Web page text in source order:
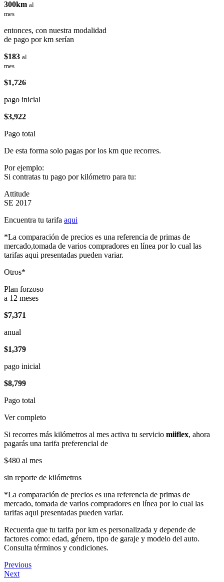
300km al
mes
entonces, con nuestra modalidad
de pago por km serían
$183 al
mes
$1,726
pago inicial
$3,922
Pago total
De esta forma solo pagas por los km que recorres.
Por ejemplo:
Si contratas tu pago por kilómetro para tu:
Attitude
SE 2017
Encuentra tu tarifa aqui
*La comparación de precios es una referencia de primas de
mercado,tomada de varios compradores en línea por lo cual las
tarifas aqui presentadas pueden variar.
Otros*
Plan forzoso
a 12 meses
$7,371
anual
$1,379
pago inicial
$8,799
Pago total
Ver completo
Si recorres más kilómetros al mes activa tu servicio miiflex, ahora
pagarás una tarifa preferencial de
$480 al mes
sin reporte de kilómetros
*La comparación de precios es una referencia de primas de
mercado, tomada de varios compradores en línea por lo cual las
tarifas aqui presentadas pueden variar.
Recuerda que tu tarifa por km es personalizada y depende de
factores como: edad, género, tipo de garaje y modelo del auto.
Consulta términos y condiciones.
Previous
Next